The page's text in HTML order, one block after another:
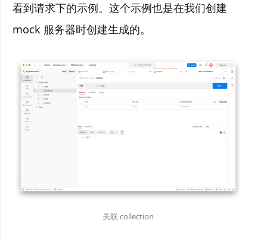
看到请求下的示例。这个示例也是在我们创建
mock 服务器时创建生成的。
关联 collection